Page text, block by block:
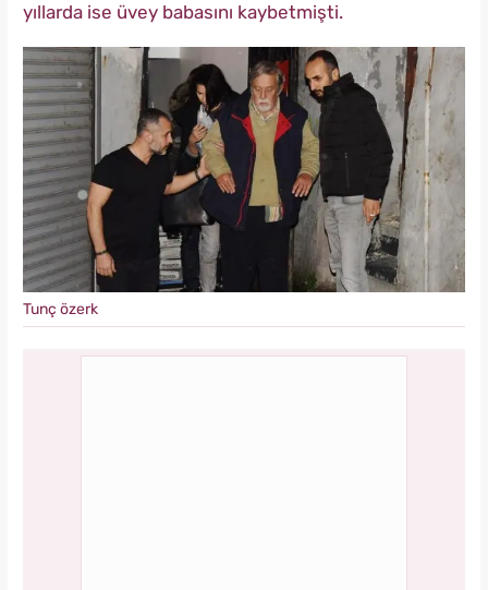
yıllarda ise üvey babasını kaybetmişti.
Tunç özerk